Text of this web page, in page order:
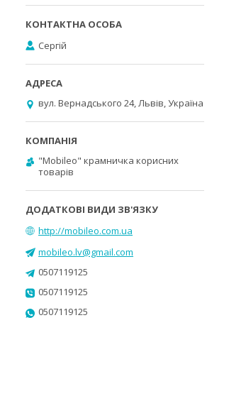
Сергій
вул. Вернадського 24, Львів, Україна
"Mobileo" крамничка корисних
товарів
http://mobileo.com.ua
mobileo.lv@gmail.com
0507119125
0507119125
0507119125